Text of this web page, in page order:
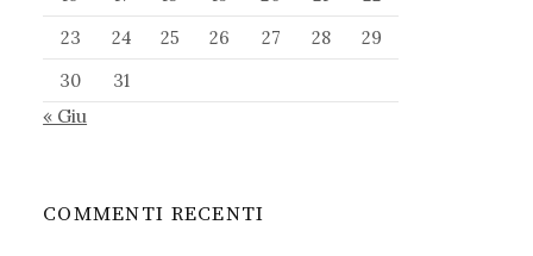
23
24 25 26 27 28
29
30
31
« Giu
COMMENTI RECENTI